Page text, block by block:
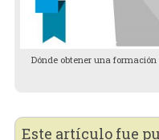
Dónde obtener una
Este artículo fue